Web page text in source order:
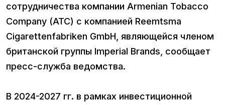
сотрудничества компании Armenian Tobacco
Company (ATC) с компанией Reemtsma
Cigarettenfabriken GmbH, являющейся членом
британской группы Imperial Brands, сообщает
пресс-служба ведомства.
В 2024-2027 гг. в рамках инвестиционной